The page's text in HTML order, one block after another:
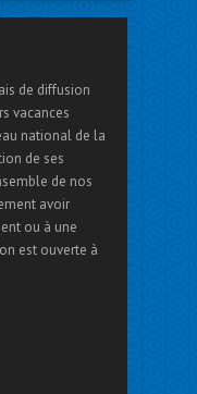
de diffusion
vacances
national de la
de ses
de nos
avoir
ou à une
est ouverte à